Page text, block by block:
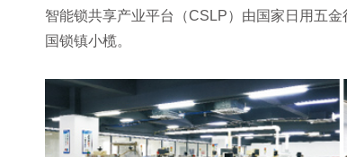
智能锁共享产业平台（CSLP）由国家日用五
国锁镇小榄。